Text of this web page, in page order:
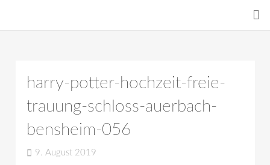
harry-potter-hochzeit-freie-
trauung-schloss-auerbach-
bensheim-056
9. August 2019